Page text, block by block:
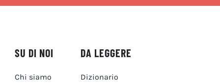
SU DI NOI
Chi siamo
DA LEGGERE
Dizionario